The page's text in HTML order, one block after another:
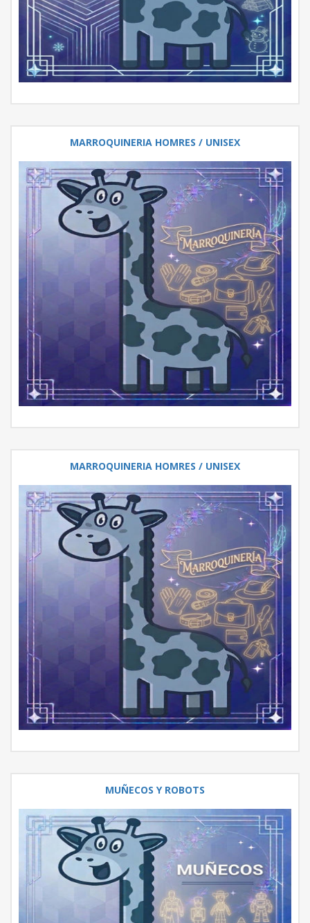
MARROQUINERIA HOMRES / UNISEX
MARROQUINERIA HOMRES / UNISEX
MUÑECOS Y ROBOTS